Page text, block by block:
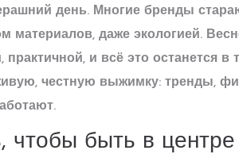
день. Многие бренды
материалов, даже экологией.
и всё это останется в
честную выжимку: тренды,
чтобы быть в центре